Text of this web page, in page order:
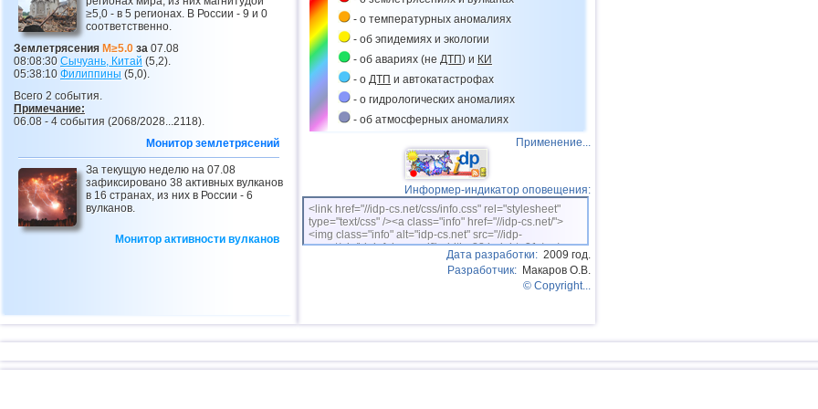
24 Карибское море
≥5,0 - в 5 регионах. В России - 9 и 0
соответственно.
Землетрясения M≥5.0 за 07.08
08:08:30 Сычуань, Китай (5,2).
05:38:10 Филиппины (5,0).
Всего 2 события.
Примечание:
06.08 - 4 события (2068/2028...2118).
Монитор землетрясений
За текущую неделю на 07.08
зафиксировано 38 активных вулканов
в 16 странах, из них в России - 6
вулканов.
Монитор активности вулканов
- о температурных аномалиях
- об эпидемиях и экологии
- об авариях (не ДТП) и КИ
- о ДТП и автокатастрофах
- о гидрологических аномалиях
- об атмосферных аномалиях
Применение...
Информер-индикатор оповещения:
<link href="//idp-cs.net/css/info.css" rel="stylesheet"
type="text/css" /><a class="info" href="//idp-cs.net/">
<img class="info" alt="idp-cs.net" src="//idp-
cs.net/pix/idpinfok_sm.gif" width=88 height=31 /></a>
Дата разработки: 2009 год.
Разработчик: Макаров О.В.
© Copyright...